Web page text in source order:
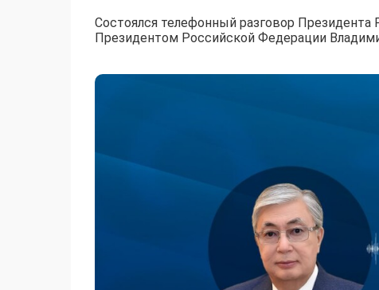
Состоялся телефонный разговор
Президентом Российской Федерации